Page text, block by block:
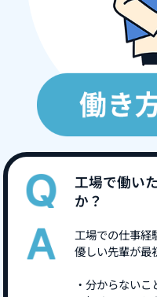
工場で働い
か？
工場での仕事経
優しい先輩が最
・分からない